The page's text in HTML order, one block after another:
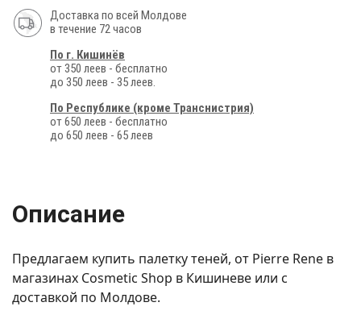
Доставка по всей Молдове
в течение 72 часов
По г. Кишинёв
от 350 леев - бесплатно
до 350 леев - 35 леев.
По Республике (кроме Транснистрия)
от 650 леев - бесплатно
до 650 леев - 65 леев
Описание
Предлагаем купить палетку теней, от Pierre Rene в
магазинах Cosmetic Shop в Кишиневе или с
доставкой по Молдове.